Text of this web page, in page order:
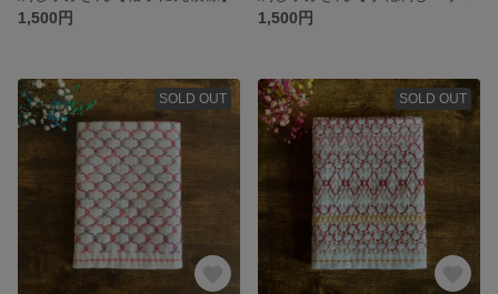
1,500円
1,500円
SOLD OUT SOLD OUT